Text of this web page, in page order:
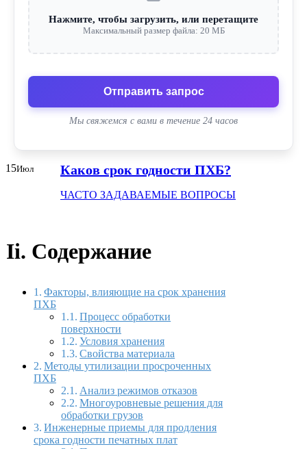
Нажмите, чтобы загрузить, или перетащите
Максимальный размер файла: 20 МБ
Отправить запрос
Мы свяжемся с вами в течение 24 часов
15Июл Каков срок годности ПХБ?
ЧАСТО ЗАДАВАЕМЫЕ ВОПРОСЫ
Ii. Содержание
Факторы, влияющие на срок хранения
ПХБ
Процесс обработки
поверхности
Условия хранения
Свойства материала
Методы утилизации просроченных
ПХБ
Анализ режимов отказов
Многоуровневые решения для
обработки грузов
Инженерные приемы для продления
срока годности печатных плат